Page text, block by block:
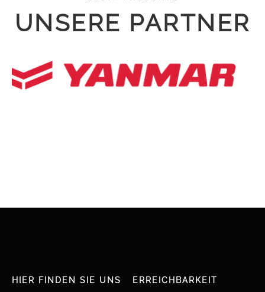
UNSERE PARTNER
HIER FINDEN SIE UNS ERREICHBARKEIT